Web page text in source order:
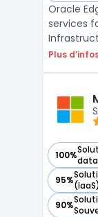
Oracle
services
traiter leu
Plus
100%
— voir
95%(IaaS)
— voir
90%
— voir